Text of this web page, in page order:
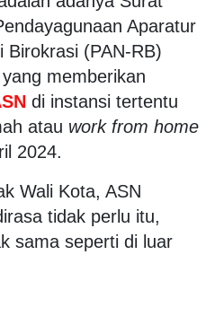
Aparatur
Birokrasi (PAN-RB)
memberikan
di instansi tertentu
atau work from home
2024.
Wali Kota, ASN
tidak perlu itu,
sama seperti di luar